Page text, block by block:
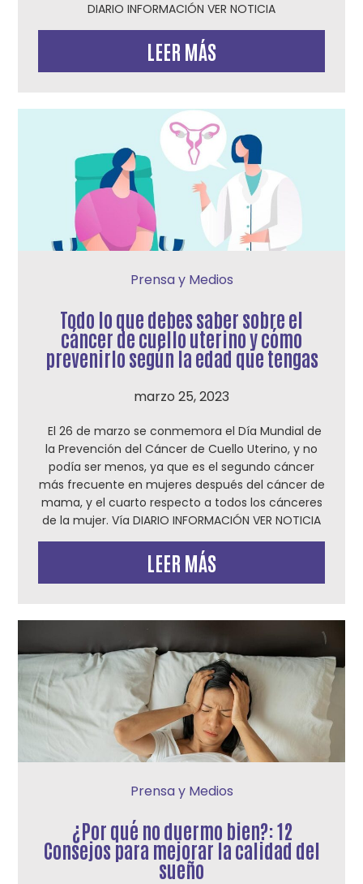
DIARIO INFORMACIÓN VER NOTICIA
LEER MÁS
Prensa y Medios
Todo lo que debes saber sobre el
cáncer de cuello uterino y cómo
prevenirlo según la edad que tengas
marzo 25, 2023
El 26 de marzo se conmemora el Día Mundial de
la Prevención del Cáncer de Cuello Uterino, y no
podía ser menos, ya que es el segundo cáncer
más frecuente en mujeres después del cáncer de
mama, y el cuarto respecto a todos los cánceres
de la mujer. Vía DIARIO INFORMACIÓN VER NOTICIA
LEER MÁS
Prensa y Medios
¿Por qué no duermo bien?: 12
Consejos para mejorar la calidad del
sueño